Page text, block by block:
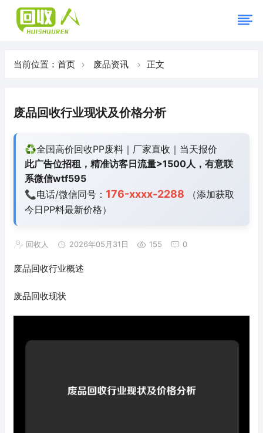
当前位置： 首页 废品资讯 正文
废品回收行业现状及价格分析
♻️全国高价回收PP废料｜厂家直收｜当天报价
此广告位招租，精准访客日流量>1500人，有意联
系微信wtf595
📞电话/微信同号： 176-xxxx-2288 （添加获取
今日PP料最新价格）
回收人 2026年05月31日 155 0
废品回收行业概述
废品回收现状